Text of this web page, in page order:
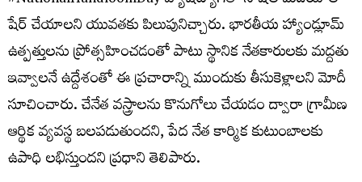
షేర్ చేయాలని యువతకు పిలుపునిచ్చారు. భారతీయ హ్యాండ్లూమ్
ఉత్పత్తులను ప్రోత్సహించడంతో పాటు స్థానిక నేతకారులకు మద్దతు
ఇవ్వాలనే ఉద్దేశంతో ఈ ప్రచారాన్ని ముందుకు తీసుకెళ్లాలని మోదీ
సూచించారు. చేనేత వస్త్రాలను కొనుగోలు చేయడం ద్వారా గ్రామీణ
ఆర్థిక వ్యవస్థ బలపడుతుందని, పేద నేత కార్మిక కుటుంబాలకు
ఉపాధి లభిస్తుందని ప్రధాని తెలిపారు.